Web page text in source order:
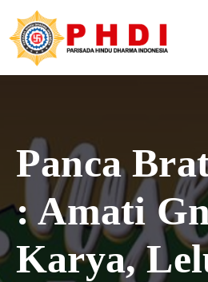
Home
Pengurus
Hasil
Keputusan
Berita
Artikel
Panca
: Amati
Karya,